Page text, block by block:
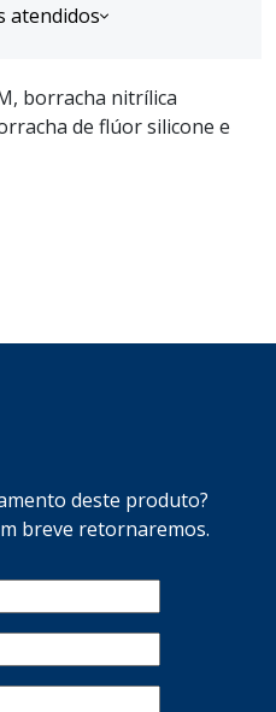
atendidos
borracha nitrílica
de flúor silicone e
deste produto?
breve retornaremos.